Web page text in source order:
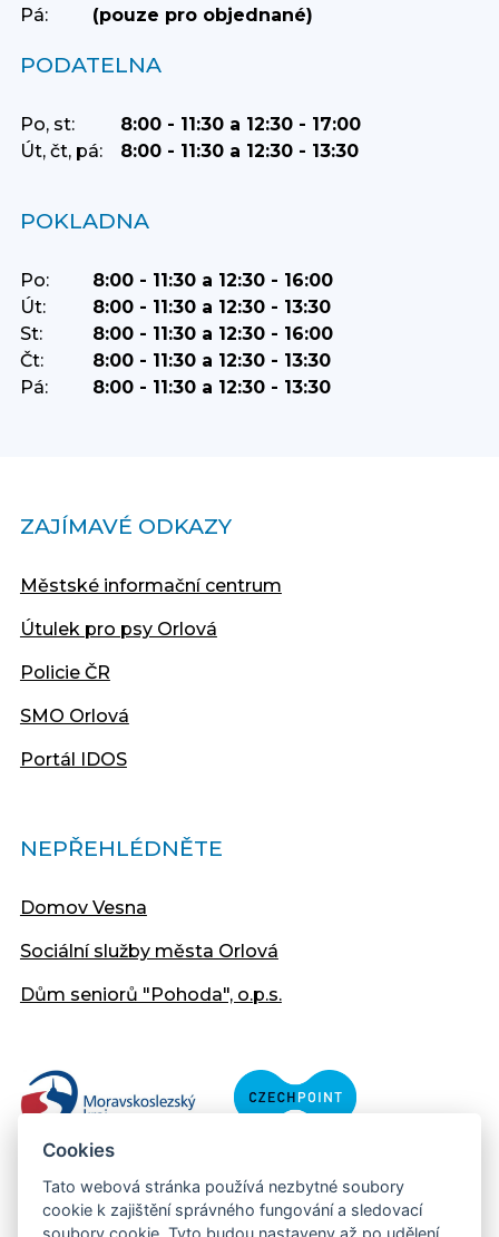
Pá:
(pouze pro objednané)
PODATELNA
Po, st:
8:00 - 11:30 a 12:30 - 17:00
Út, čt, pá:
8:00 - 11:30 a 12:30 - 13:30
POKLADNA
Po:
8:00 - 11:30 a 12:30 - 16:00
Út:
8:00 - 11:30 a 12:30 - 13:30
St:
8:00 - 11:30 a 12:30 - 16:00
Čt:
8:00 - 11:30 a 12:30 - 13:30
Pá:
8:00 - 11:30 a 12:30 - 13:30
ZAJÍMAVÉ ODKAZY
Městské informační centrum
Útulek pro psy Orlová
Policie ČR
SMO Orlová
Portál IDOS
NEPŘEHLÉDNĚTE
Domov Vesna
Sociální služby města Orlová
Dům seniorů "Pohoda", o.p.s.
Cookies
Tato webová stránka používá nezbytné soubory
cookie k zajištění správného fungování a sledovací
soubory cookie. Tyto budou nastaveny až po udělení